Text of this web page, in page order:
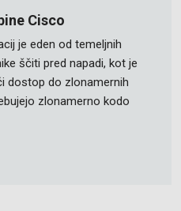
Cisco
je eden od temeljnih
ščiti pred napadi, kot je
dostop do zlonamernih
zlonamerno kodo